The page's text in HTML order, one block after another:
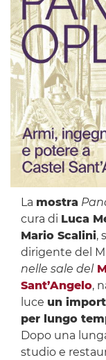
La mostra
cura di Luca
Mario Scalini,
dirigente del
nelle sale del
Sant’Angelo,
luce un
per lungo
Dopo una
studio e